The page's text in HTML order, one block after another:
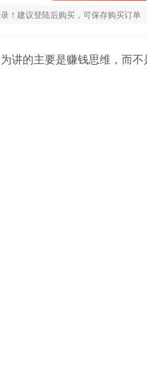
！建议登陆后购买，可保存购买订单
讲的主要是赚钱思维，而不